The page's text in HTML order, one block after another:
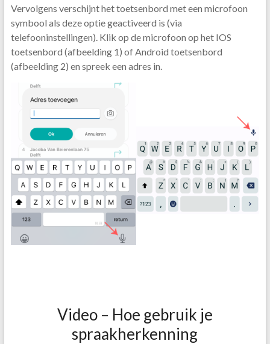
Vervolgens verschijnt het toetsenbord met een microfoon
symbool als deze optie geactiveerd is (via
telefooninstellingen). Klik op de microfoon op het IOS
toetsenbord (afbeelding 1) of Android toetsenbord
(afbeelding 2) en spreek een adres in.
Video – Hoe gebruik je
spraakherkenning